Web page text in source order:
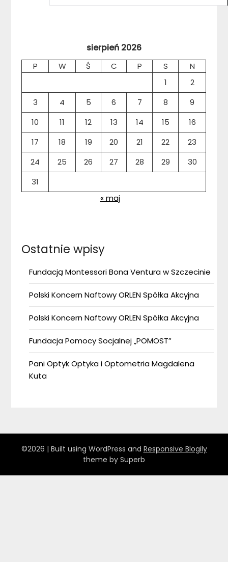
sierpień 2026
P W Ś C P S
N
1
2
3
4 5 6 7 8
9
10
11 12 13 14 15
16
17
18 19 20 21 22
23
24
25 26 27 28 29
30
31
« maj
Ostatnie wpisy
Fundacją Montessori Bona Ventura w Szczecinie
Polski Koncern Naftowy ORLEN Spółka Akcyjna
Polski Koncern Naftowy ORLEN Spółka Akcyjna
Fundacja Pomocy Socjalnej „POMOST”
Pani Optyk Optyka i Optometria Magdalena
Kuta
©2026 | Built using WordPress and Responsive Blogily
theme by Superb